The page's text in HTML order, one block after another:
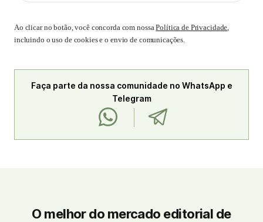
Ao clicar no botão, você concorda com nossaPolítica de Privacidade,
incluindo o uso de cookies e o envio de comunicações.
Faça parte da nossa comunidade no WhatsApp e
Telegram
O melhor do mercado editorial de